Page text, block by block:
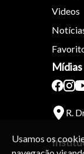
Usamos os
Videos
R.